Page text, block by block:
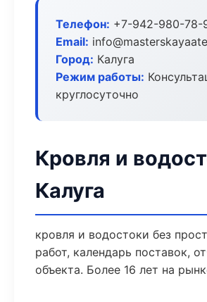
Телефон: +7-942-980-78-
Email:
Город: Калуга
Режим работы:
круглосуточно
Кровля и
Калуга
кровля и водостоки без
работ, календарь поставок,
объекта. Более 16 лет на